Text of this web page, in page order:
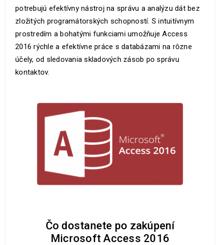
potrebujú efektívny nástroj na správu a analýzu dát bez
zložitých programátorských schopností. S intuitívnym
prostredím a bohatými funkciami umožňuje Access
2016 rýchle a efektívne práce s databázami na rôzne
účely, od sledovania skladových zásob po správu
kontaktov.
Čo dostanete po zakúpení
Microsoft Access 2016